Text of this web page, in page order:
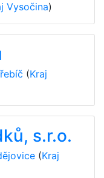
Vysočina)
(Kraj
s.r.o.
(Kraj